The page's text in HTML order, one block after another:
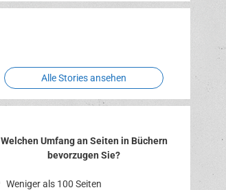
Erlebnispark
Verbotene
Alle Stories ansehen
Welchen Umfang an Seiten in Büchern
bevorzugen Sie?
Weniger als 100 Seiten